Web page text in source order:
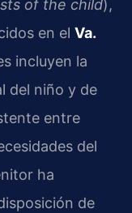
of the child),
en el Va.
incluyen la
del niño y de
entre
del
ha
de